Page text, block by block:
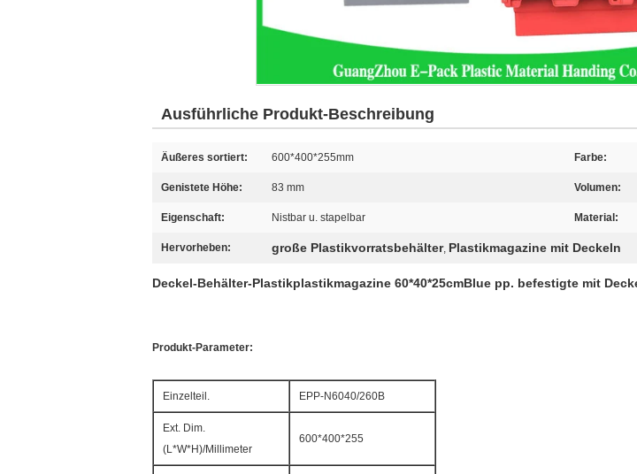
Ausführliche Produkt-Beschreibung
Äußeres sortiert: 600*400*255mm Farbe:
Genistete Höhe: 83 mm Volumen:
Eigenschaft: Nistbar u. stapelbar Material:
Hervorheben: große Plastikvorratsbehälter, Plastikmagazine mit Deckeln
Deckel-Behälter-Plastikplastikmagazine 60*40*25cmBlue pp. befestigte mit
Produkt-Parameter:
Einzelteil. EPP-N6040/260B
Ext. Dim.
(L*W*H)/Millimeter
600*400*255